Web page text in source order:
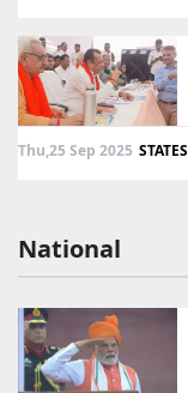
Thu,25 Sep 2025 STATES
National